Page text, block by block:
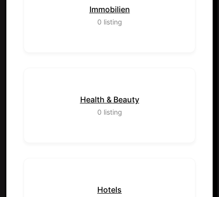
Immobilien
0 listing
Health & Beauty
0 listing
Hotels